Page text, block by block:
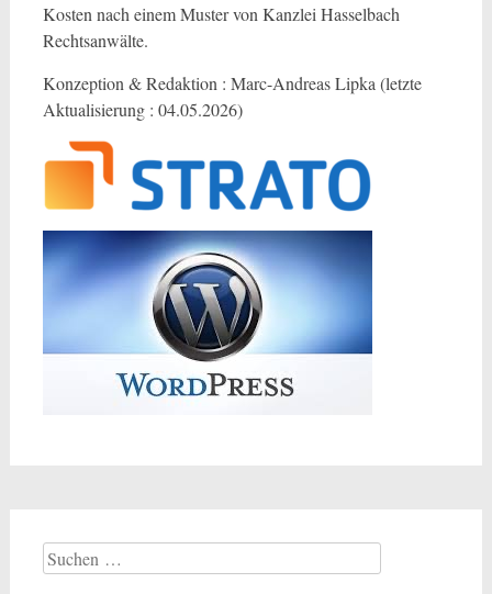
Kosten nach einem Muster von Kanzlei Hasselbach
Rechtsanwälte.
Konzeption & Redaktion : Marc-Andreas Lipka (letzte
Aktualisierung : 04.05.2026)
Suchen
nach: